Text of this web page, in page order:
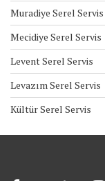
Muradiye Serel Servis
Mecidiye Serel Servis
Levent Serel Servis
Levazım Serel Servis
Kültür Serel Servis